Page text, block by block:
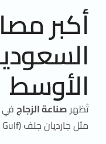
أكبر
الأوسط
تُظهرصناعة الزجاجفي
مثل جارديان جلف (Guardian Gulf) تساهم بشكل كبير.